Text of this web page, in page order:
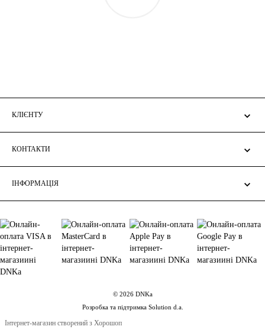
КЛІЄНТУ
КОНТАКТИ
ІНФОРМАЦІЯ
© 2026 DNKa
Розробка та підтримка Solution d.a.
Інтернет-магазин створений з Хорошоп